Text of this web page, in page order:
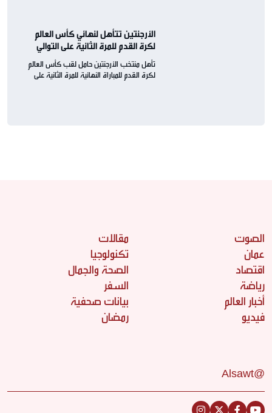
الأرجنتين تتأهل لنهائي كأس العالم
لكرة القدم للمرة الثانية على التوالي
تأهل منتخب الأرجنتين حامل لقب كأس العالم
لكرة القدم للمباراة النهائية للمرة الثانية على
الصوت
عمان
اقتصاد
رياضة
أخبار العالم
فيديو
مقالات
تكنولوجيا
الصحة والجمال
السفر
بيانات صحفية
رمضان
@Alsawt